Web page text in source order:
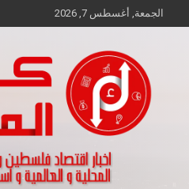
to
الجمعة, أغسطس 7, 2026